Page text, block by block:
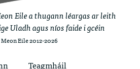
Eile a thugann léargas ar leith
Uladh agus níos faide i gcéin
Eile 2012-2026
Teagmháil